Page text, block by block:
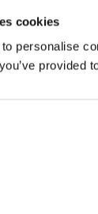
cookies
personalise
provided